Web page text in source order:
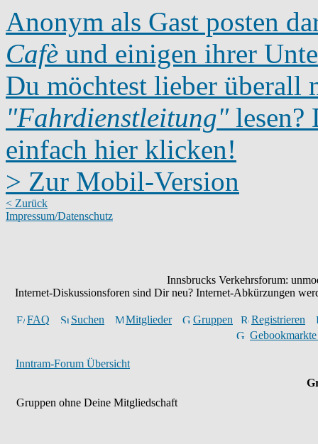
Anonym als Gast posten
Cafè und einigen ihrer
Du möchtest lieber überall
"Fahrdienstleitung"lesen?
einfach hier klicken!
> Zur Mobil-Version
< Zurück
Impressum/Datenschutz
Innsbrucks Verkehrsforum:
Internet-Diskussionsforen sind Dir neu? Internet-Abkürzungen
FAQ Suchen Mitglieder Gruppen
Registrieren
Inntram-Forum Übersicht
Gruppen ohne Deine Mitgliedschaft